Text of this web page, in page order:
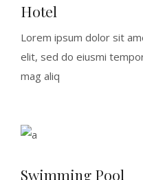
Hotel
Lorem ipsum dolor sit
elit, sed do eiusmi
mag aliq
Swimming Pool